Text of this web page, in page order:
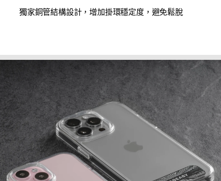
獨家銅管結構設計，增加掛環穩定度，避免鬆脫